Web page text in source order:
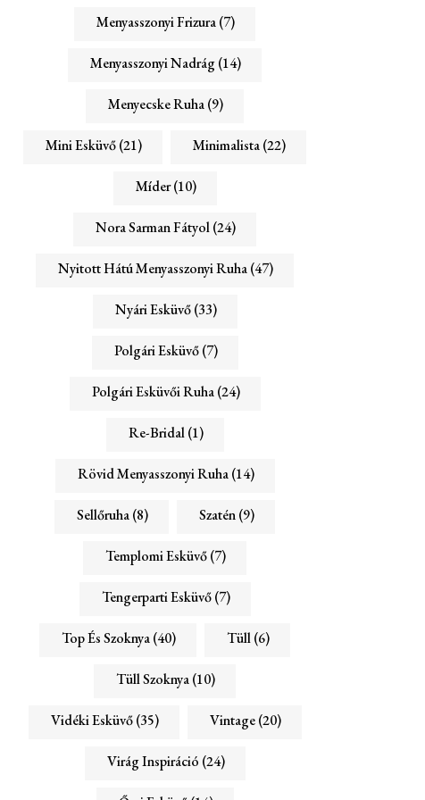
Menyasszonyi Frizura(7)
Menyasszonyi Nadrág(14)
Menyecske Ruha(9)
Mini Esküvő(21) Minimalista(22)
Míder(10)
Nora Sarman Fátyol(24)
Nyitott Hátú Menyasszonyi Ruha(47)
Nyári Esküvő(33)
Polgári Esküvő(7)
Polgári Esküvői Ruha(24)
Re-Bridal(1)
Rövid Menyasszonyi Ruha(14)
Sellőruha(8) Szatén(9)
Templomi Esküvő(7)
Tengerparti Esküvő(7)
Top És Szoknya(40) Tüll(6)
Tüll Szoknya(10)
Vidéki Esküvő(35) Vintage(20)
Virág Inspiráció (24)